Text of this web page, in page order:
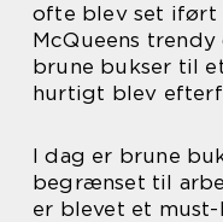
ofte blev set iført
McQueens
brune bukser til
hurtigt blev
I dag er brune
begrænset til
er blevet et